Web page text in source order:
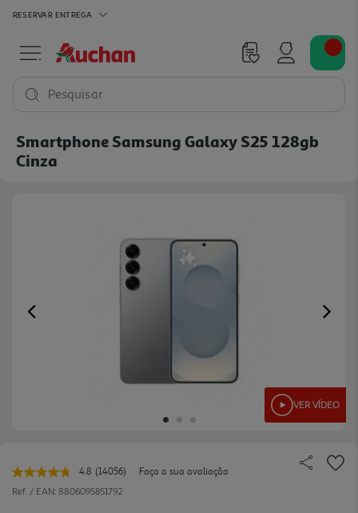
RESERVAR ENTREGA
Pesquisar
Smartphone Samsung Galaxy S25 128gb
Cinza
Previous
VER VÍDEO
4.8 Leu
14056
(14056)
Faça a sua avaliação
Ref. / EAN: 8806095851792